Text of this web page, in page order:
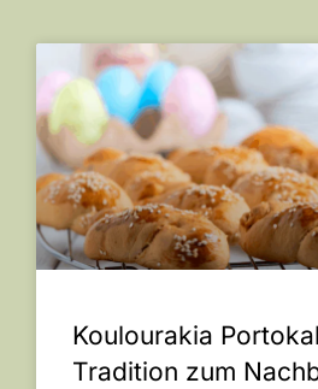
Koulourakia
Tradition zum